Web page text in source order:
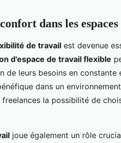
dans les
de travail est devenue
d'espace de travail flexible
de leurs besoins en
dans un
la possibilité de
joue également un rôle